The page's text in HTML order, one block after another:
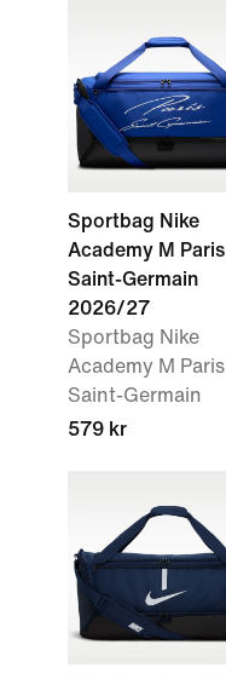
Sportbag Nike
Academy M Paris
Saint-Germain
2026/27
Sportbag Nike
Academy M Paris
Saint-Germain
579 kr